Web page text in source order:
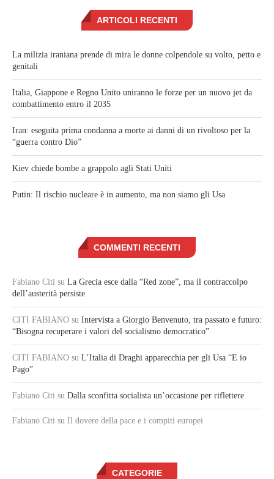
ARTICOLI RECENTI
La milizia iraniana prende di mira le donne colpendole su volto, petto e
genitali
Italia, Giappone e Regno Unito uniranno le forze per un nuovo jet da
combattimento entro il 2035
Iran: eseguita prima condanna a morte ai danni di un rivoltoso per la
“guerra contro Dio”
Kiev chiede bombe a grappolo agli Stati Uniti
Putin: Il rischio nucleare è in aumento, ma non siamo gli Usa
COMMENTI RECENTI
Fabiano Citi su La Grecia esce dalla “Red zone”, ma il contraccolpo
dell’austerità persiste
CITI FABIANO su Intervista a Giorgio Benvenuto, tra passato e futuro:
“Bisogna recuperare i valori del socialismo democratico”
CITI FABIANO su L’Italia di Draghi apparecchia per gli Usa “E io
Pago”
Fabiano Citi su Dalla sconfitta socialista un’occasione per riflettere
Fabiano Citi su Il dovere della pace e i compiti europei
CATEGORIE